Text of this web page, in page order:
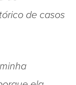
de casos